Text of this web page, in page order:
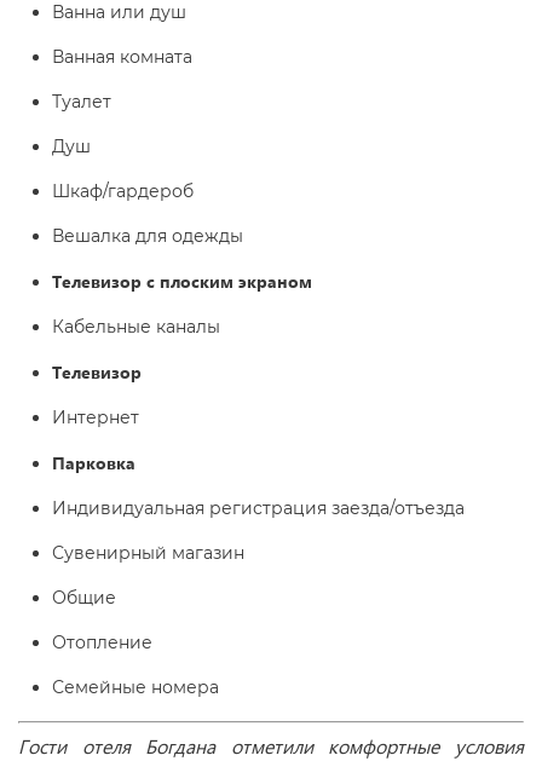
Ванна или душ
Ванная комната
Туалет
Душ
Шкаф/гардероб
Вешалка для одежды
Телевизор с плоским экраном
Кабельные каналы
Телевизор
Интернет
Парковка
Индивидуальная регистрация заезда/отъезда
Сувенирный магазин
Общие
Отопление
Семейные номера
Гости отеля Богдана отметили комфортные условия